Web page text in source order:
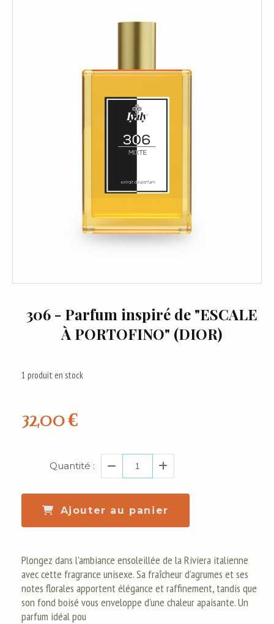
306 - Parfum inspiré de "ESCALE
À PORTOFINO" (DIOR)
32,00€
1 produit en stock
Quantité :
Ajouter au panier
Plongez dans l'ambiance ensoleillée de la Riviera italienne
avec cette fragrance unisexe. Sa fraîcheur d'agrumes et ses
notes florales apportent élégance et raffinement, tandis que
son fond boisé vous enveloppe d'une chaleur apaisante. Un
parfum idéal pou